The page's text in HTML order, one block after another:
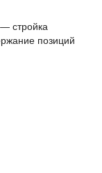
стройка
позиций